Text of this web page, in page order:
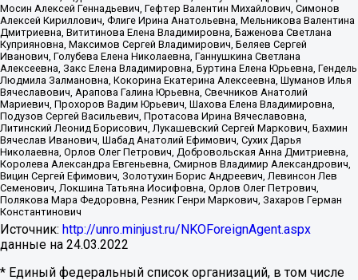
Мосин Алексей Геннадьевич, Гефтер Валентин Михайлович, Симонов
Алексей Кириллович, Флиге Ирина Анатольевна, Мельникова Валентина
Дмитриевна, Вититинова Елена Владимировна, Баженова Светлана
Куприяновна, Максимов Сергей Владимирович, Беляев Сергей
Иванович, Голубева Елена Николаевна, Ганнушкина Светлана
Алексеевна, Закс Елена Владимировна, Буртина Елена Юрьевна, Гендель
Людмила Залмановна, Кокорина Екатерина Алексеевна, Шуманов Илья
Вячеславович, Арапова Галина Юрьевна, Свечников Анатолий
Мариевич, Прохоров Вадим Юрьевич, Шахова Елена Владимировна,
Подузов Сергей Васильевич, Протасова Ирина Вячеславовна,
Литинский Леонид Борисович, Лукашевский Сергей Маркович, Бахмин
Вячеслав Иванович, Шабад Анатолий Ефимович, Сухих Дарья
Николаевна, Орлов Олег Петрович, Добровольская Анна Дмитриевна,
Королева Александра Евгеньевна, Смирнов Владимир Александрович,
Вицин Сергей Ефимович, Золотухин Борис Андреевич, Левинсон Лев
Семенович, Локшина Татьяна Иосифовна, Орлов Олег Петрович,
Полякова Мара Федоровна, Резник Генри Маркович, Захаров Герман
Константинович
Источник: http://unro.minjust.ru/NKOForeignAgent.aspx
данные на 24.03.2022
* Единый федеральный список организаций, в том числе